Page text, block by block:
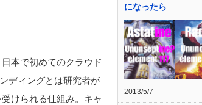
本で初めてのクラウド
ディングとは研究者が
けられる仕組み。キャ
になったら
2013/5/7